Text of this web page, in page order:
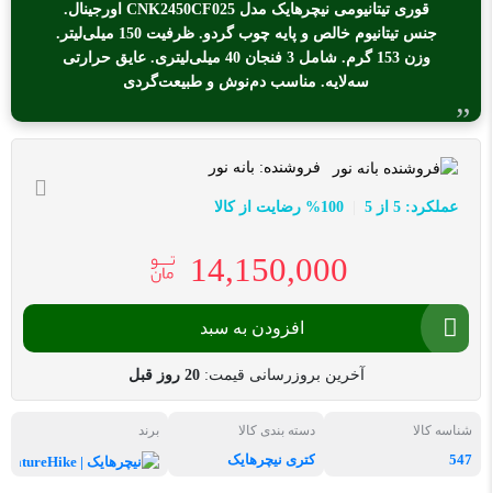
قوری تیتانیومی نیچرهایک مدل CNK2450CF025 اورجینال.
جنس تیتانیوم خالص و پایه چوب گردو. ظرفیت 150 میلی‌لیتر.
وزن 153 گرم. شامل 3 فنجان 40 میلی‌لیتری. عایق حرارتی
سه‌لایه. مناسب دم‌نوش و طبیعت‌گردی
فروشنده: بانه نور
عملکرد: 5 از 5 100% رضایت از کالا
14,150,000
افزودن به سبد
آخرین بروزرسانی قیمت:20 روز قبل
شناسه کالا
547
دسته بندی کالا
کتری نیچرهایک
برند